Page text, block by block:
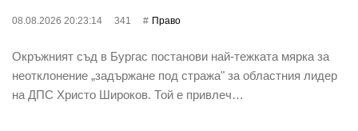
08.08.2026 20:23:14 341 Право
Окръжният съд в Бургас постанови най-тежката мярка за
неотклонение „задържане под стража" за областния лидер
на ДПС Христо Широков. Той е привлеч…